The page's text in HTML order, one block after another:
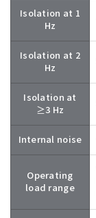
Isolation at 1
Hz
Isolation at 2
Hz
Isolation at
≥3 Hz
Internal noise
Operating
load range